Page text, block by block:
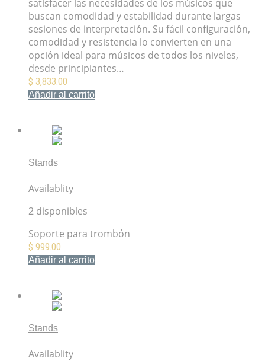
satisfacer las necesidades de los músicos que
buscan comodidad y estabilidad durante largas
sesiones de interpretación. Su fácil configuración,
comodidad y resistencia lo convierten en una
opción ideal para músicos de todos los niveles,
desde principiantes…
$ 3,833.00
Añadir al carrito
Stands
Availablity
2 disponibles
Soporte para trombón
$ 999.00
Añadir al carrito
Stands
Availablity